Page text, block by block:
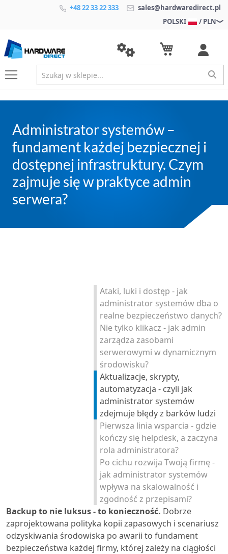
+48 22 33 22 333
sales@hardwaredirect.pl
POLSKI
/ PLN
Administrator systemów –
fundament każdej bezpiecznej i
dostępnej infrastruktury. Czym
zajmuje się w praktyce admin
serwera?
Ataki, luki i dostęp - jak
administrator systemów dba o
realne bezpieczeństwo danych?
Nie tylko klikacz - jak admin
zarządza zasobami
serwerowymi w dynamicznym
środowisku?
Aktualizacje, skrypty,
automatyzacja - czyli jak
administrator systemów
zdejmuje błędy z barków ludzi
Pierwsza linia wsparcia - gdzie
kończy się helpdesk, a zaczyna
rola administratora?
Po cichu rozwija Twoją firmę -
jak administrator systemów
wpływa na skalowalność i
zgodność z przepisami?
Backup to nie luksus - to konieczność. Dobrze
zaprojektowana polityka kopii zapasowych i scenariusz
odzyskiwania środowiska po awarii to fundament
bezpieczeństwa każdej firmy, której zależy na ciągłości